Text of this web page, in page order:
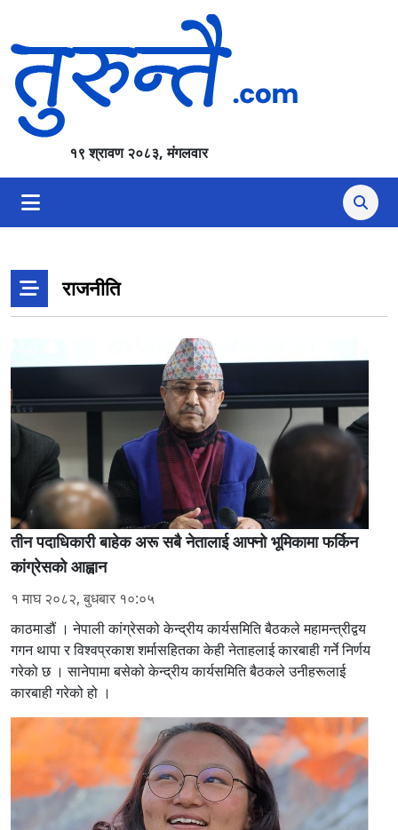
१९ श्रावण २०८३, मंगलवार
राजनीति
तीन पदाधिकारी बाहेक अरू सबै नेतालाई आफ्नो भूमिकामा फर्किन
कांग्रेसको आह्वान
१ माघ २०८२, बुधबार १०:०५
काठमाडौं । नेपाली कांग्रेसको केन्द्रीय कार्यसमिति बैठकले महामन्त्रीद्वय
गगन थापा र विश्वप्रकाश शर्मासहितका केही नेताहलाई कारबाही गर्ने निर्णय
गरेको छ । सानेपामा बसेको केन्द्रीय कार्यसमिति बैठकले उनीहरूलाई
कारबाही गरेको हो ।